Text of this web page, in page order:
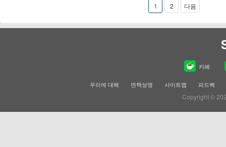
1 2 다음
카페
우리에 대해 면책성명 사이트맵 피드백
Copyright ©